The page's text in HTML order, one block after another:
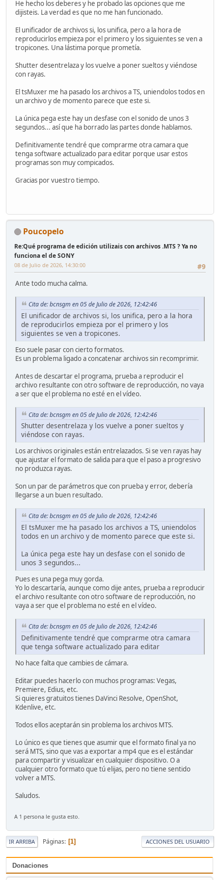
Donaciones
He hecho los deberes y he probado las opciones que me
dijisteis. La verdad es que no me han funcionado.
El unificador de archivos si, los unifica, pero a la hora de
reproducirlos empieza por el primero y los siguientes se ven a
tropicones. Una lástima porque prometía.
Shutter desentrelaza y los vuelve a poner sueltos y viéndose
con rayas.
El tsMuxer me ha pasado los archivos a TS, uniendolos todos en
un archivo y de momento parece que este si.
La única pega este hay un desfase con el sonido de unos 3
segundos... así que ha borrado las partes donde hablamos.
Definitivamente tendré que comprarme otra camara que
tenga software actualizado para editar porque usar estos
programas son muy compicados.
Gracias por vuestro tiempo.
Poucopelo
Re:Qué programa de edición utilizais con archivos .MTS ? Ya no
funciona el de SONY
#9
08 de Julio de 2026, 14:30:00
Ante todo mucha calma.
Cita de: bcnsgm en 05 de Julio de 2026, 12:42:46
El unificador de archivos si, los unifica, pero a la hora
de reproducirlos empieza por el primero y los
siguientes se ven a tropicones.
Eso suele pasar con cierto formatos.
Es un problema ligado a concatenar archivos sin recomprimir.
Antes de descartar el programa, prueba a reproducir el
archivo resultante con otro software de reproducción, no vaya
a ser que el problema no esté en el vídeo.
Cita de: bcnsgm en 05 de Julio de 2026, 12:42:46
Shutter desentrelaza y los vuelve a poner sueltos y
viéndose con rayas.
Los archivos originales están entrelazados. Si se ven rayas hay
que ajustar el formato de salida para que el paso a progresivo
no produzca rayas.
Son un par de parámetros que con prueba y error, debería
llegarse a un buen resultado.
Cita de: bcnsgm en 05 de Julio de 2026, 12:42:46
El tsMuxer me ha pasado los archivos a TS, uniendolos
todos en un archivo y de momento parece que este si.
La única pega este hay un desfase con el sonido de
unos 3 segundos...
Pues es una pega muy gorda.
Yo lo descartaría, aunque como dije antes, prueba a reproducir
el archivo resultante con otro software de reproducción, no
vaya a ser que el problema no esté en el vídeo.
Cita de: bcnsgm en 05 de Julio de 2026, 12:42:46
Definitivamente tendré que comprarme otra camara
que tenga software actualizado para editar
No hace falta que cambies de cámara.
Editar puedes hacerlo con muchos programas: Vegas,
Premiere, Edius, etc.
Si quieres gratuitos tienes DaVinci Resolve, OpenShot,
Kdenlive, etc.
Todos ellos aceptarán sin problema los archivos MTS.
Lo único es que tienes que asumir que el formato final ya no
será MTS, sino que vas a exportar a mp4 que es el estándar
para compartir y visualizar en cualquier dispositivo. O a
cualquier otro formato que tú elijas, pero no tiene sentido
volver a MTS.
Saludos.
A 1 persona le gusta esto.
IR ARRIBA Páginas 1 ACCIONES DEL USUARIO